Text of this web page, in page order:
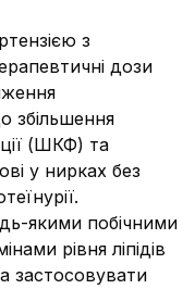
з
дози
збільшення
(ШКФ) та
у нирках без
якими побічними
рівня ліпідів
застосовувати